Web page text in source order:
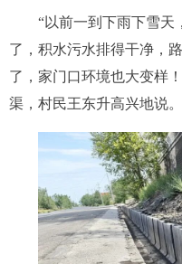
“以前一到下雨下雪天
了，积水污水排得干净，
了，家门口环境也大变样
渠，村民王东升高兴地说。